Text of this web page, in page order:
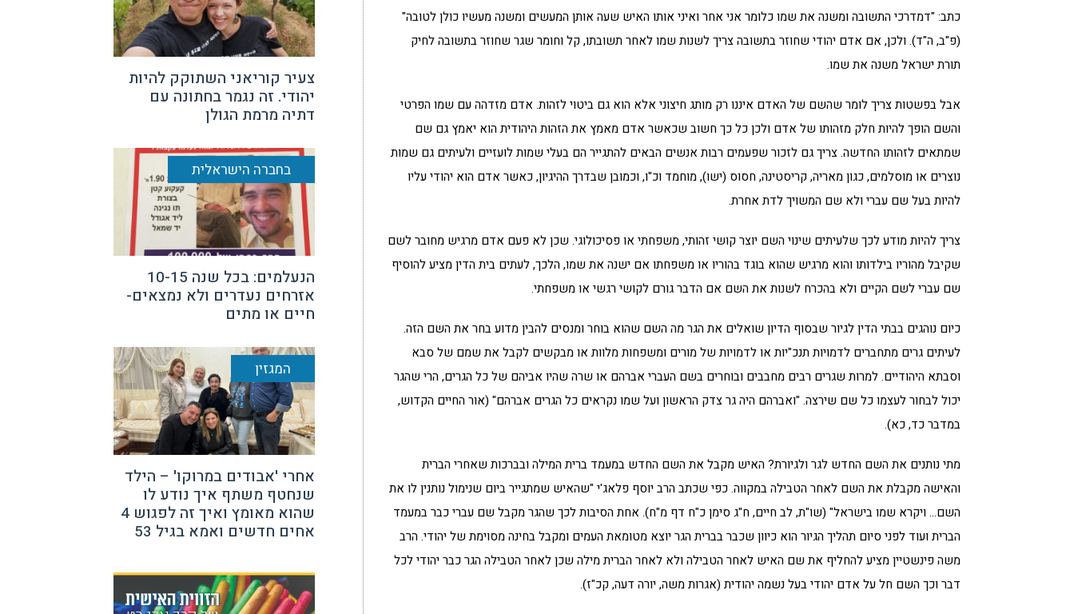
כתב: "דמדרכי התשובה ומשנה את שמו כלומר אני אחר ואיני אותו האיש שעה אותן המעשים ומשנה מעשיו כולן לטובה"
(פ"ב, ה"ד). ולכן, אם אדם יהודי שחוזר בתשובה צריך לשנות שמו לאחר תשובתו, קל וחומר שגר שחוזר בתשובה לחיק
תורת ישראל משנה את שמו.
אבל בפשטות צריך לומר שהשם של האדם איננו רק מותג חיצוני אלא הוא גם ביטוי לזהות. אדם מזדהה עם שמו הפרטי
והשם הופך להיות חלק מזהותו של אדם ולכן כל כך חשוב שכאשר אדם מאמץ את הזהות היהודית הוא יאמץ גם שם
שמתאים לזהותו החדשה. צריך גם לזכור שפעמים רבות אנשים הבאים להתגייר הם בעלי שמות לועזיים ולעיתים גם שמות
נוצרים או מוסלמים, כגון מאריה, קריסטינה, חסוס (ישו), מוחמד וכ"ו, וכמובן שבדרך ההיגיון, כאשר אדם הוא יהודי עליו
להיות בעל שם עברי ולא שם המשויך לדת אחרת.
צריך להיות מודע לכך שלעיתים שינוי השם יוצר קושי זהותי, משפחתי או פסיכולוגי. שכן לא פעם אדם מרגיש מחובר לשם
שקיבל מהוריו בילדותו והוא מרגיש שהוא בוגד בהוריו או משפחתו אם ישנה את שמו, הלכך, לעתים בית הדין מציע להוסיף
שם עברי לשם הקיים ולא בהכרח לשנות את השם אם הדבר גורם לקושי רגשי או משפחתי.
כיום נוהגים בבתי הדין לגיור שבסוף הדיון שואלים את הגר מה השם שהוא בוחר ומנסים להבין מדוע בחר את השם הזה.
לעיתים גרים מתחברים לדמויות תנכ"יות או לדמויות של מורים ומשפחות מלוות או מבקשים לקבל את שמם של סבא
וסבתא היהודיים. למרות שגרים רבים מחבבים ובוחרים בשם העברי אברהם או שרה שהיו אביהם של כל הגרים, הרי שהגר
יכול לבחור לעצמו כל שם שירצה. "ואברהם היה גר צדק הראשון ועל שמו נקראים כל הגרים אברהם" (אור החיים הקדוש,
במדבר כד, כא).
מתי נותנים את השם החדש לגר ולגיורת? האיש מקבל את השם החדש במעמד ברית המילה ובברכות שאחרי הברית
והאישה מקבלת את השם לאחר הטבילה במקווה. כפי שכתב הרב יוסף פלאג'י "שהאיש שמתגייר ביום שנימול נותנין לו את
השם… ויקרא שמו בישראל" (שו"ת, לב חיים, ח"ג סימן כ"ח דף מ"ח). אחת הסיבות לכך שהגר מקבל שם עברי כבר במעמד
הברית ועוד לפני סיום תהליך הגיור הוא כיוון שכבר בברית הגר יוצא מטומאת העמים ומקבל בחינה מסוימת של יהודי. הרב
משה פינשטיין מציע להחליף את שם האיש לאחר הטבילה ולא לאחר הברית מילה שכן לאחר הטבילה הגר כבר יהודי לכל
דבר וכך השם חל על אדם יהודי בעל נשמה יהודית (אגרות משה, יורה דעה, קכ"ז).
צעיר קוריאני השתוקק להיות
יהודי. זה נגמר בחתונה עם
דתיה מרמת הגולן
בחברה הישראלית
הנעלמים: בכל שנה 10-15
אזרחים נעדרים ולא נמצאים-
חיים או מתים
המגזין
אחרי 'אבודים במרוקו' – הילד
שנחטף משתף איך נודע לו
שהוא מאומץ ואיך זה לפגוש 4
אחים חדשים ואמא בגיל 53